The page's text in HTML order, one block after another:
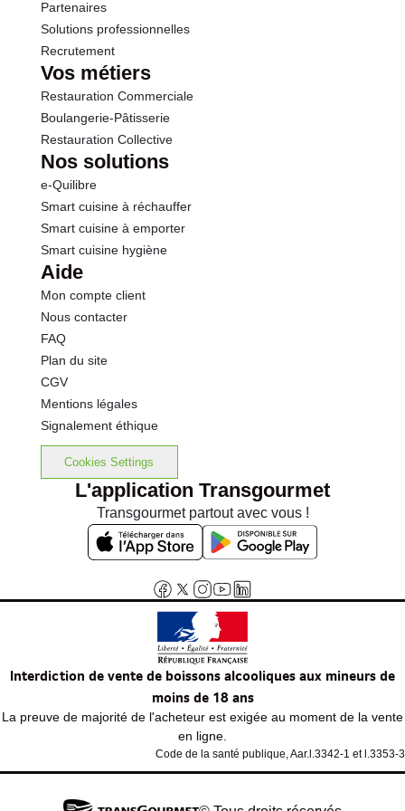
Sel
Sodium
Calcium
Partenaires
Solutions professionnelles
Recrutement
Vos métiers
Restauration Commerciale
Boulangerie-Pâtisserie
Restauration Collective
Nos solutions
e-Quilibre
Smart cuisine à réchauffer
Smart cuisine à emporter
Smart cuisine hygiène
Aide
Mon compte client
Nous contacter
FAQ
Plan du site
CGV
Mentions légales
Signalement éthique
Cookies Settings
L'application Transgourmet
Transgourmet partout avec vous !
Interdiction de vente de boissons alcooliques aux mineurs de
moins de 18 ans
La preuve de majorité de l'acheteur est exigée au moment de la vente
en ligne.
Code de la santé publique, Aar.l.3342-1 et l.3353-3